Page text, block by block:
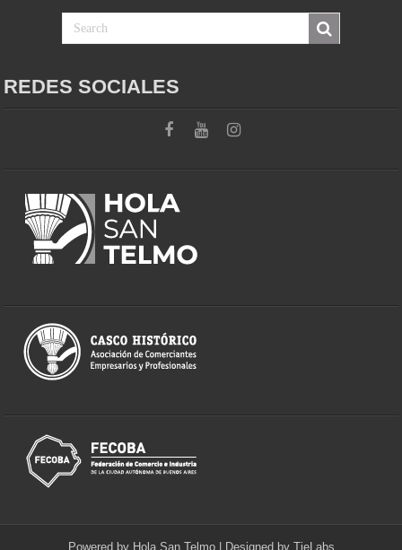
REDES SOCIALES
Powered by Hola San Telmo| Designed by TieLabs